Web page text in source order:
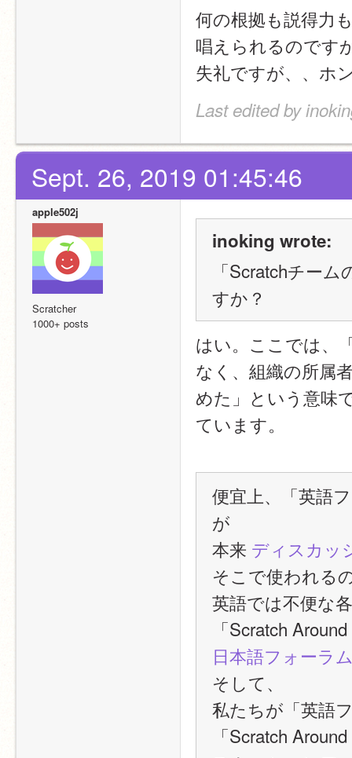
何の根拠も説得力
唱えられるのです
失礼ですが、、ホ
Last edited by
Sept. 26, 2019 01:45:46
apple502j
Scratcher
1000+ posts
inoking wrote:
「Scratchチー
すか？
はい。ここでは、
なく、組織の所属
めた」という意味
ています。
便宜上、「英語
が
本来 ディスカッ
そこで使われる
英語では不便な
「Scratch
日本語フォーラ
そして、
私たちが「英語
「Scratch